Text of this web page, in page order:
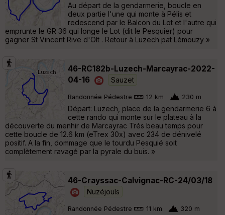
Au départ de la gendarmerie, boucle en
deux partie l'une qui monte à Pélis et
redescend par le Balcon du Lot et l'autre qui
emprunte le GR 36 qui longe le Lot (dit le Pesquier) pour
gagner St Vincent Rive d'Olt . Retour à Luzech pat Lémouzy »
46-RC182b-Luzech-Marcayrac-2022-
04-16
Sauzet
Randonnée Pédestre 12 km 230 m
Départ: Luzech, place de la gendarmerie 6 à
cette rando qui monte sur le plateau à la
découverte du menhir de Marcayrac Trés beau temps pour
cette boucle de 12.6 km (eTrex 30x) avec 234 de dénivelé
positif. A la fin, dommage que le tourdu Pesquié soit
complètement ravagé par la pyrale du buis. »
46-Crayssac-Calvignac-RC-24/03/18
Nuzéjouls
Randonnée Pédestre 11 km 320 m